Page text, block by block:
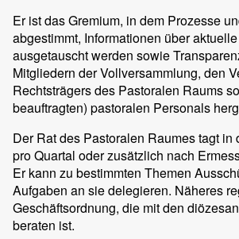
Er ist das Gremium, in dem Prozesse
abgestimmt, Informationen über
ausgetauscht werden sowie
Mitgliedern der Vollversammlung, den
Rechtsträgers des Pastoralen Raums
beauftragten) pastoralen Personals
Der Rat des Pastoralen Raumes tagt in
pro Quartal oder zusätzlich nach
Er kann zu bestimmten Themen
Aufgaben an sie delegieren. Näheres
Geschäftsordnung, die mit den
beraten ist.